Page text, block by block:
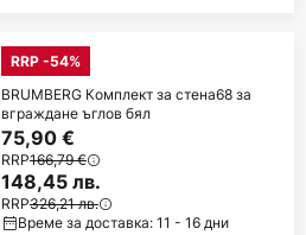
RRP -54%
BRUMBERG Комплект за стена68 за
вграждане ъглов бял
75,90 €
RRP166,79 €
148,45 лв.
RRP326,21 лв.
Време за доставка: 11 - 16 дни